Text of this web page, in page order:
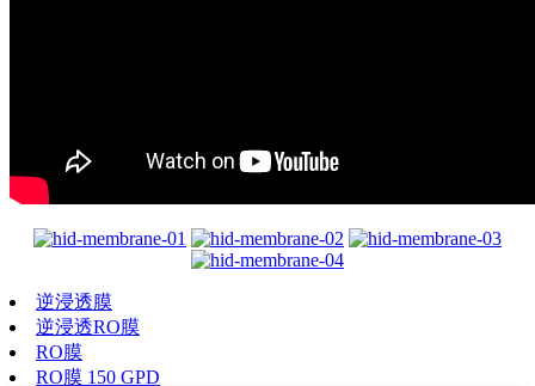
逆浸透膜
逆浸透RO膜
RO膜
RO膜 150 GPD